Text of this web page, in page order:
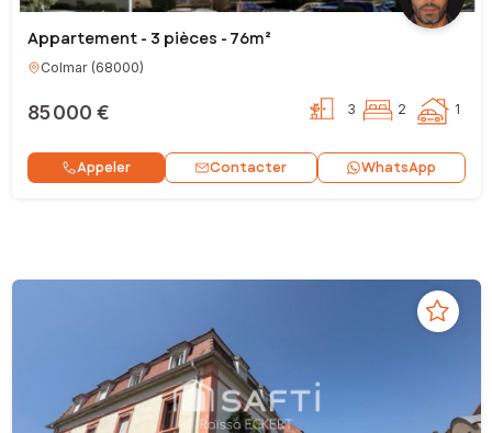
Appartement - 3 pièces - 76m²
Colmar(68000)
85 000 € 3 2 1
Appeler Contacter WhatsApp